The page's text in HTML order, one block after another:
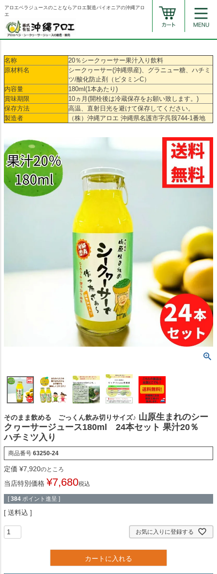
アロエベラジュースのことならアロエ製造パイオニアの沖縄アロ
エ
名称
20％シークヮーサー果汁入り飲料
原材料名
シークヮーサー(沖縄県産)、グラニュー糖、ハチミ
ツ/酸化防止剤（ビタミンC）
内容量
180ml(1本あたり)
賞味期限
10ヵ月(開栓後は冷蔵保存をお願い致します。)
保存方法
高温、直射日光を避けて保存してください。
製造者
（株）沖縄アロエ 沖縄県名護市字呉我744-1番地
そのまま飲める ごっくん飲み切りサイズ♪ 山原生まれのシー
クヮーサージュース180ml 24本セット 果汁20％
ハチミツ入り
商品番号 63250-24
定価 ¥7,920のところ
当店特別価格 ¥7,680税込
[ 384 ポイント進呈 ]
送料込
お気に入りに登録する
カートに入れる